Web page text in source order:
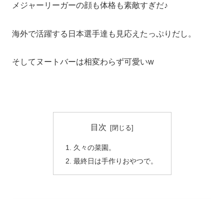
メジャーリーガーの顔も体格も素敵すぎだ♪
海外で活躍する日本選手達も見応えたっぷりだし。
そしてヌートバーは相変わらず可愛いw
目次
久々の菜園。
最終日は手作りおやつで。